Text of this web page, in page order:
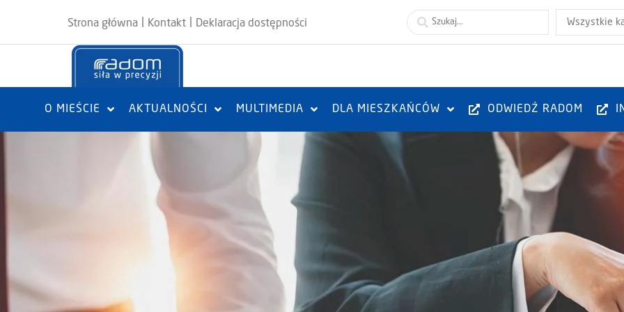
Strona główna Kontakt Deklaracja dostępności Wszystkie
O MIEŚCIE AKTUALNOŚCI MULTIMEDIA DLA MIESZKAŃCÓW ODWIEDŹ RADOM